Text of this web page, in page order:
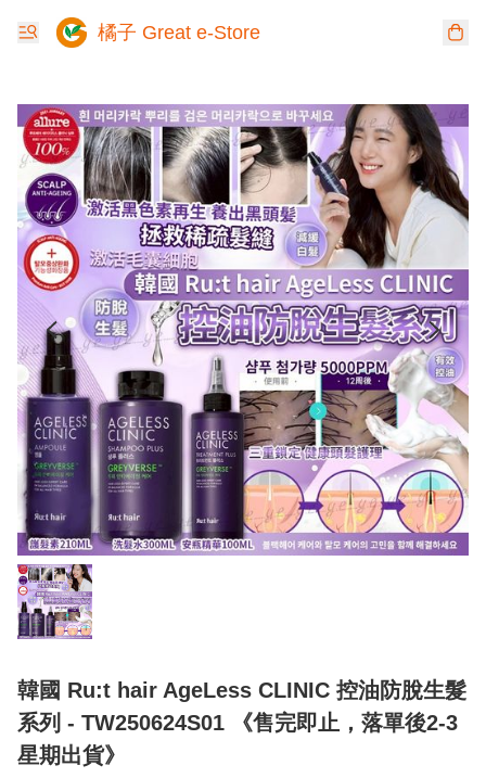
橘子 Great e-Store
韓國 Ru:t hair AgeLess CLINIC 控油防脫生髮
系列 - TW250624S01 《售完即止，落單後2-3
星期出貨》